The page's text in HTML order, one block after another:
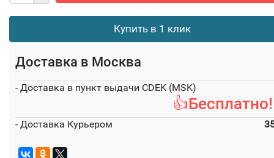
Купить в 1 клик
Доставка в Москва
- Доставка в пункт выдачи CDEK (MSK)
- Доставка Курьером